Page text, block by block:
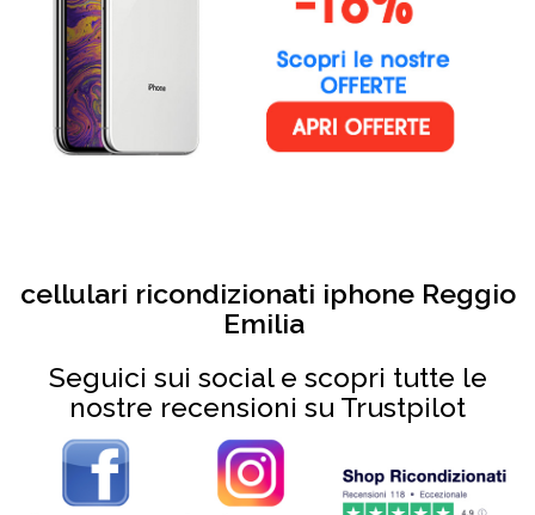
cellulari ricondizionati iphone Reggio
Emilia
Seguici sui social e scopri tutte le
nostre recensioni su Trustpilot